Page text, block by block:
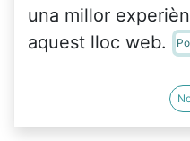
una millor
aquest lloc web.